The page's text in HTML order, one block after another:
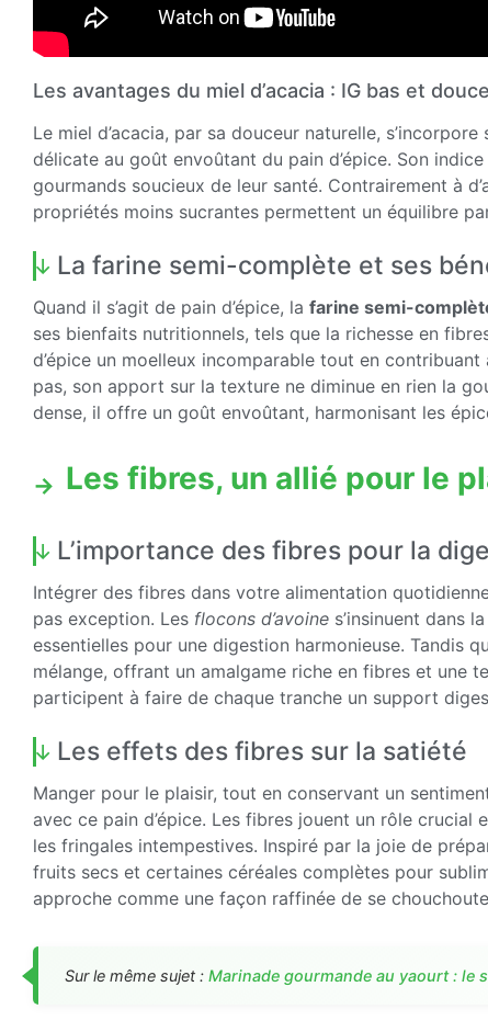
Les avantages du miel d’acacia : IG bas et
Le miel d’acacia, par sa douceur naturelle,
délicate au goût envoûtant du pain d’épice. Son
gourmands soucieux de leur santé. Contrairement à
propriétés moins sucrantes permettent un équilibre
La farine semi-complète et ses
Quand il s’agit de pain d’épice, la farine semi-
ses bienfaits nutritionnels, tels que la richesse en
d’épice un moelleux incomparable tout en
pas, son apport sur la texture ne diminue en rien la
dense, il offre un goût envoûtant, harmonisant les
Les fibres, un allié pour le
L’importance des fibres pour la
Intégrer des fibres dans votre alimentation
pas exception. Les flocons d’avoine s’insinuent dans
essentielles pour une digestion harmonieuse. Tandis
mélange, offrant un amalgame riche en fibres et une
participent à faire de chaque tranche un support
Les effets des fibres sur la satiété
Manger pour le plaisir, tout en conservant un
avec ce pain d’épice. Les fibres jouent un rôle
les fringales intempestives. Inspiré par la joie de
fruits secs et certaines céréales complètes pour
approche comme une façon raffinée de se
Sur le même sujet : Marinade gourmande au yaourt : le